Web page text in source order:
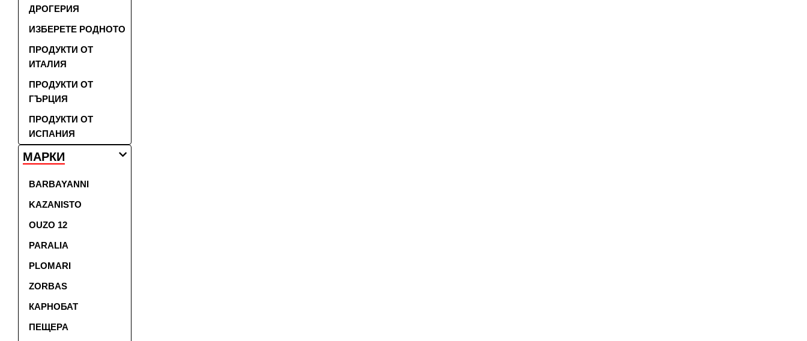
ДРОГЕРИЯ
ИЗБЕРЕТЕ РОДНОТО
ПРОДУКТИ ОТ
ИТАЛИЯ
ПРОДУКТИ ОТ
ГЪРЦИЯ
ПРОДУКТИ ОТ
ИСПАНИЯ
МАРКИ
BARBAYANNI
KAZANISTO
OUZO 12
PARALIA
PLOMARI
ZORBAS
КАРНОБАТ
ПЕЩЕРА